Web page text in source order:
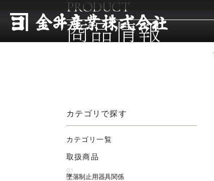
PRODUCT
商品情報
カテゴリで探す
カテゴリ一覧
取扱商品
01
墜落制止用器具関係